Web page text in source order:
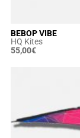
BEBOP VIBE
HQ Kites
55,00€